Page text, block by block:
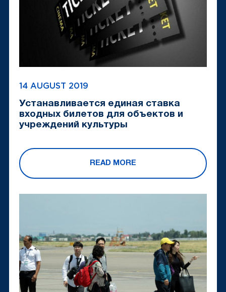
14 AUGUST 2019
Устанавливается единая ставка
входных билетов для объектов и
учреждений культуры
READ MORE